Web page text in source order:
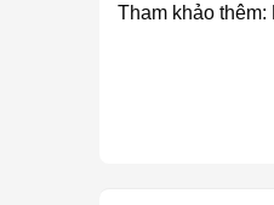
Tham khảo thêm: